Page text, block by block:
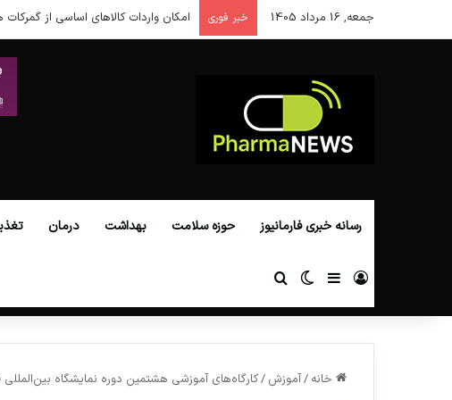
جمعه, 16 مرداد 1405 خبر فوری امکان واردات کالاهای اساسی از گمرکات
رسانه خبری فارمانیوز حوزه سلامت بهداشت درمان
ورود سایدبارتغییر پوسته
خانه /آموزش /کارگاه‌های آموزشی هشتمین دوره نمایشگاه